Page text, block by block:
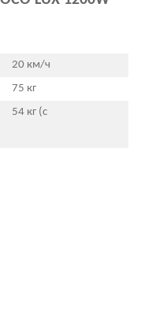
20 км/ч
75 кг
54 кг (с